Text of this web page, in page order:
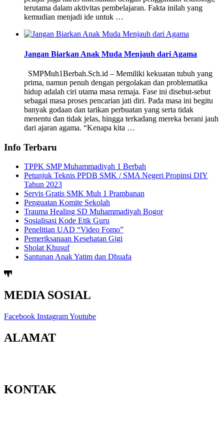
terutama dalam aktivitas pembelajaran. Fakta inilah yang
kemudian menjadi ide untuk …
Jangan Biarkan Anak Muda Menjauh dari Agama
SMPMuh1Berbah.Sch.id – Memiliki kekuatan tubuh yang
prima, namun penuh dengan pergolakan dan problematika
hidup adalah ciri utama masa remaja. Fase ini disebut-sebut
sebagai masa proses pencarian jati diri. Pada masa ini begitu
banyak godaan dan tarikan perbuatan yang serta tidak
menentu dan tidak jelas, hingga terkadang mereka berani jauh
dari ajaran agama. “Kenapa kita …
Info Terbaru
TPPK SMP Muhammadiyah 1 Berbah
Petunjuk Teknis PPDB SMK / SMA Negeri Propinsi DIY
Tahun 2023
Servis Gratis SMK Muh 1 Prambanan
Penguatan Komite Sekolah
Trauma Healing SD Muhammadiyah Bogor
Sosialisasi Kode Etik Guru
Penelitian UAD “Video Fomo”
Pemeriksanaan Kesehatan Gigi
Sholat Khusuf
Santunan Anak Yatim dan Dhuafa
MEDIA SOSIAL
Facebook InstagramYoutube
ALAMAT
KONTAK